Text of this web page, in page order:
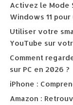
Activez le Mode
Windows 11
Utiliser votre
YouTube sur
Comment
sur PC en 2026 ?
iPhone :
Amazon :